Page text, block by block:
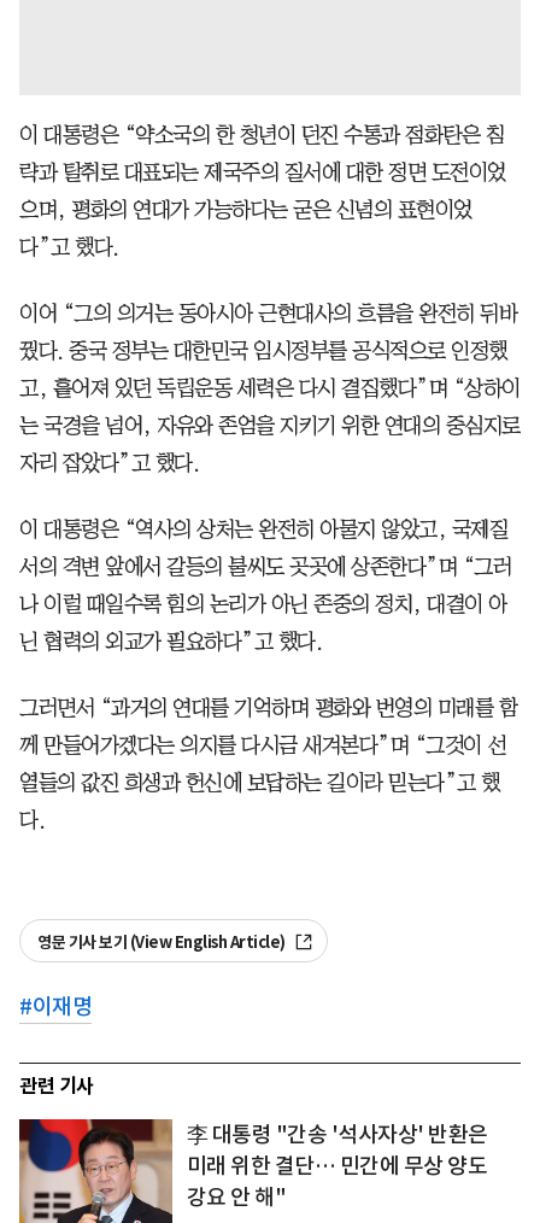
이 대통령은 “약소국의 한 청년이 던진 수통과 점화탄은 침
략과 탈취로 대표되는 제국주의 질서에 대한 정면 도전이었
으며, 평화의 연대가 가능하다는 굳은 신념의 표현이었
다”고 했다.
이어 “그의 의거는 동아시아 근현대사의 흐름을 완전히 뒤바
꿨다. 중국 정부는 대한민국 임시정부를 공식적으로 인정했
고, 흩어져 있던 독립운동 세력은 다시 결집했다”며 “상하이
는 국경을 넘어, 자유와 존엄을 지키기 위한 연대의 중심지로
자리 잡았다”고 했다.
이 대통령은 “역사의 상처는 완전히 아물지 않았고, 국제질
서의 격변 앞에서 갈등의 불씨도 곳곳에 상존한다”며 “그러
나 이럴 때일수록 힘의 논리가 아닌 존중의 정치, 대결이 아
닌 협력의 외교가 필요하다”고 했다.
그러면서 “과거의 연대를 기억하며 평화와 번영의 미래를 함
께 만들어가겠다는 의지를 다시금 새겨본다”며 “그것이 선
열들의 값진 희생과 헌신에 보답하는 길이라 믿는다”고 했
다.
영문 기사 보기 (View English Article)
#이재명
관련 기사
李 대통령 "간송 '석사자상' 반환은
미래 위한 결단… 민간에 무상 양도
강요 안 해"